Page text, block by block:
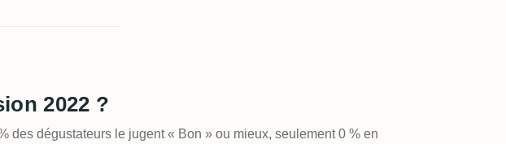
2022 ?
des dégustateurs le jugent « Bon » ou mieux, seulement 0 % en